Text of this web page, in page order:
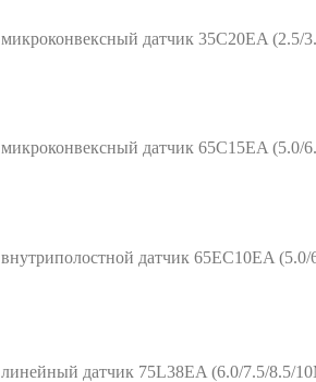
микроконвексный датчик 35C20EA (2.5/
микроконвексный датчик 65C15EA (5.0/
внутриполостной датчик 65EC10EA
линейный датчик 75L38EA (6.0/7.5/8.5/